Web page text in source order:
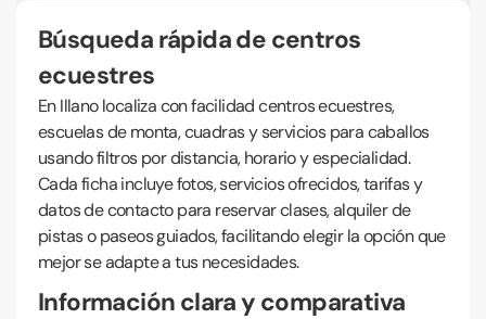
Búsqueda rápida de centros
ecuestres
En Illano localiza con facilidad centros ecuestres,
escuelas de monta, cuadras y servicios para caballos
usando filtros por distancia, horario y especialidad.
Cada ficha incluye fotos, servicios ofrecidos, tarifas y
datos de contacto para reservar clases, alquiler de
pistas o paseos guiados, facilitando elegir la opción que
mejor se adapte a tus necesidades.
Información clara y comparativa